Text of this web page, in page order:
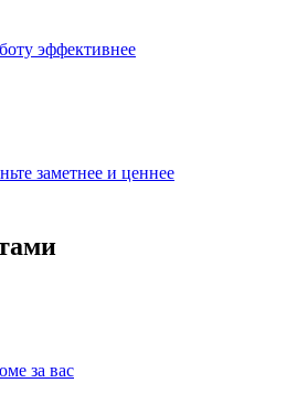
эффективнее
заметнее и ценнее
за вас